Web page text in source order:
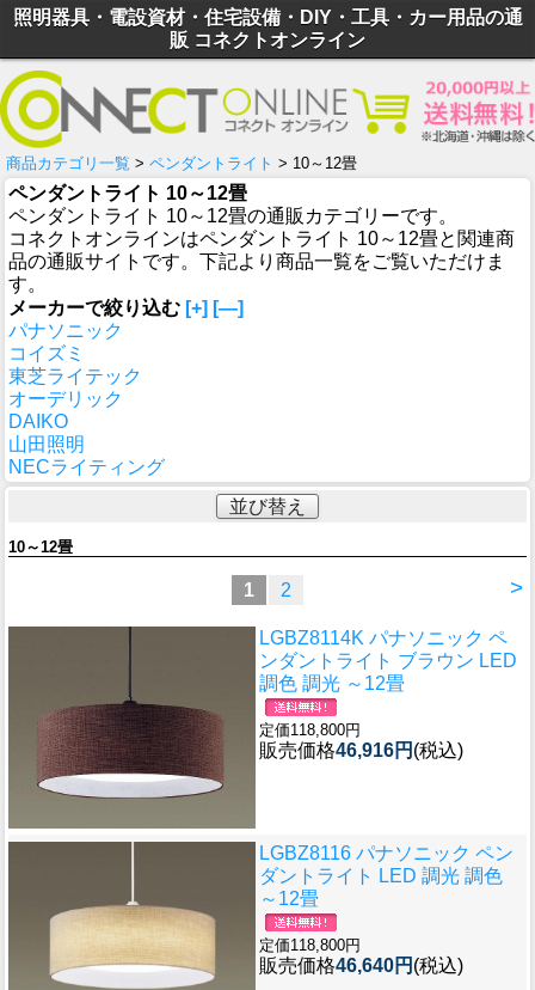
照明器具・電設資材・住宅設備・DIY・工具・カー用品の通
販 コネクトオンライン
商品カテゴリ一覧 > ペンダントライト > 10～12畳
ペンダントライト 10～12畳
ペンダントライト 10～12畳の通販カテゴリーです。
コネクトオンラインはペンダントライト 10～12畳と関連商
品の通販サイトです。下記より商品一覧をご覧いただけま
す。
メーカーで絞り込む [+] [—]
パナソニック
コイズミ
東芝ライテック
オーデリック
DAIKO
山田照明
NECライティング
並び替え
10～12畳
>
1 2
LGBZ8114K パナソニック ペ
ンダントライト ブラウン LED
調色 調光 ～12畳
定価118,800円
販売価格46,916円 (税込)
LGBZ8116 パナソニック ペン
ダントライト LED 調光 調色
～12畳
定価118,800円
販売価格46,640円 (税込)